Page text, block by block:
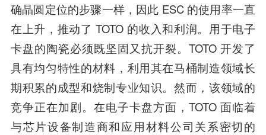
确晶圆定位的步骤一样，因此 ESC 的使用率一直
在上升，推动了 TOTO 的收入和利润。用于电子
卡盘的陶瓷必须既坚固又抗开裂。TOTO 开发了
具有均匀特性的材料，利用其在马桶制造领域长
期积累的成型和烧制专业知识。然而，该领域的
竞争正在加剧。在电子卡盘方面，TOTO 面临着
与芯片设备制造商和应用材料公司关系密切的